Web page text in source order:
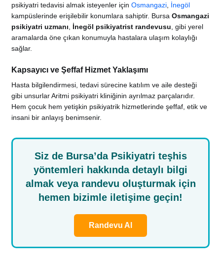
psikiyatri tedavisi almak isteyenler içinOsmangazi İnegöl
kampüslerinde erişilebilir konumlara sahiptir. BursaOsmangazi
psikiyatri uzmanı
İnegöl psikiyatrist randevusu , gibi yerel
aramalarda öne çıkan konumuyla hastalara ulaşım kolaylığı
sağlar.
Kapsayıcı ve Şeffaf Hizmet Yaklaşımı
Hasta bilgilendirmesi, tedavi sürecine katılım ve aile desteği
gibi unsurlar Aritmi psikiyatri kliniğinin ayrılmaz parçalarıdır.
Hem çocuk hem yetişkin psikiyatrik hizmetlerinde şeffaf, etik ve
insani bir anlayış benimsenir.
Siz de Bursa’da Psikiyatri teşhis
yöntemleri hakkında detaylı bilgi
almak veya randevu oluşturmak için
hemen bizimle iletişime geçin!
Randevu Al